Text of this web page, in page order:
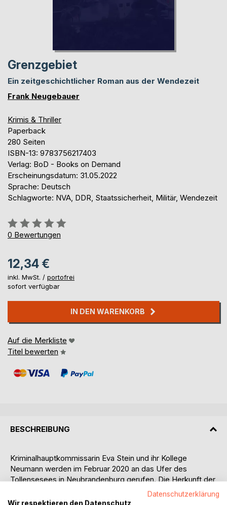
Grenzgebiet
Ein zeitgeschichtlicher Roman aus der Wendezeit
Frank Neugebauer
Krimis & Thriller
Paperback
280 Seiten
ISBN-13: 9783756217403
Verlag: BoD - Books on Demand
Erscheinungsdatum: 31.05.2022
Sprache: Deutsch
Schlagworte: NVA, DDR, Staatssicherheit, Militär, Wendezeit
Bewertung::
0%
0 Bewertungen
12,34 €
inkl. MwSt. / portofrei
sofort verfügbar
IN DEN WARENKORB
Auf die Merkliste
Titel bewerten
BESCHREIBUNG
Kriminalhauptkommissarin Eva Stein und ihr Kollege
Neumann werden im Februar 2020 an das Ufer des
Tollensesees in Neubrandenburg gerufen. Die Herkunft der
aus Niedersachsen stammenden männlichen Leiche wirft
zunächst einige Fragen auf. Erste Spuren führen in ein
Datenschutzerklärung
Wir respektieren den Datenschutz